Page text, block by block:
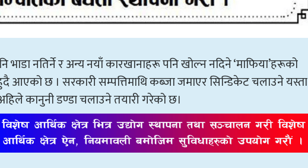
भाडा नतिर्ने र अन्य नयाँ कारखानाहरू पनि खोल्न नदिने ‘माफिया’हरूको
आएको छ । सरकारी सम्पत्तिमाथि कब्जा जमाएर सिन्डिकेट चलाउने यस्ता
कानुनी डण्डा चलाउने तयारी गरेको छ।